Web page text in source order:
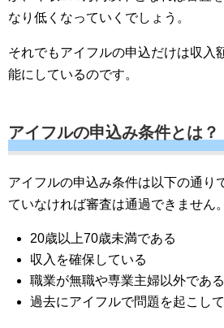
なり低くなっていくでしょう。
それでもアイフルの申込だけは収入
能にしているのです。
アイフルの申込み条件とは？
アイフルの申込み条件は以下の通り
ていなければ審査は通過できません。
20歳以上70歳未満である
収入を確保している
職業が無職や専業主婦以外である
過去にアイフルで問題を起こし